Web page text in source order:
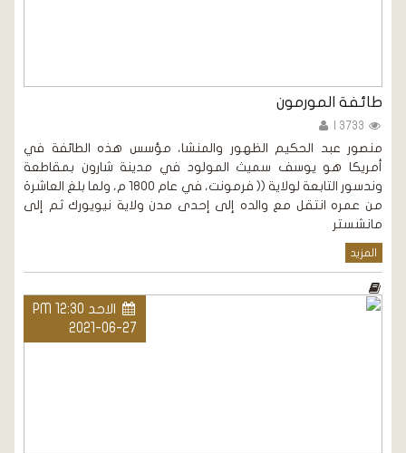
طائفة المورمون
منصور عبد الحكيم الظهور والمنشا، مؤسس هذه الطائفة في
أمريكا هو يوسف سميث المولود في مدينة شارون بمقاطعة
وندسور التابعة لولاية (( فرمونت، في عام 1800 م، ولما بلغ العاشرة
من عمره انتقل مع والده إلى إحدى مدن ولاية نيويورك ثم إلى
مانشستر
المزيد
الاحد PM 12:30
2021-06-27